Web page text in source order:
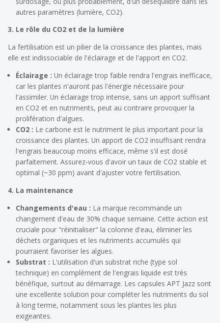
autres paramètres (lumière, CO2).
3. Le rôle du CO2 et de la lumière
La fertilisation est un pilier de la croissance des plantes, mais
elle est indissociable de l'éclairage et de l'apport en CO2.
Éclairage : Un éclairage trop faible rendra l'engrais inefficace,
car les plantes n'auront pas l'énergie nécessaire pour
l'assimiler. Un éclairage trop intense, sans un apport suffisant
en CO2 et en nutriments, peut au contraire provoquer la
prolifération d'algues.
CO2 : Le carbone est le nutriment le plus important pour la
croissance des plantes. Un apport de CO2 insuffisant rendra
l'engrais beaucoup moins efficace, même s'il est dosé
parfaitement. Assurez-vous d'avoir un taux de CO2 stable et
optimal (~30 ppm) avant d'ajuster votre fertilisation.
4. La maintenance
Changements d'eau : La marque recommande un
changement d'eau de 30% chaque semaine. Cette action est
cruciale pour "réinitialiser" la colonne d'eau, éliminer les
déchets organiques et les nutriments accumulés qui
pourraient favoriser les algues.
Substrat : L'utilisation d'un substrat riche (type sol
technique) en complément de l'engrais liquide est très
bénéfique, surtout au démarrage. Les capsules APT Jazz sont
une excellente solution pour compléter les nutriments du sol
à long terme, notamment sous les plantes les plus
exigeantes.